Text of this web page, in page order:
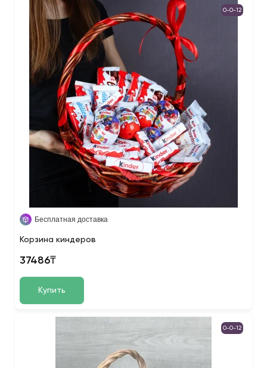
0-0-12
Бесплатная доставка
Корзина киндеров
37486₸
Купить
0-0-12